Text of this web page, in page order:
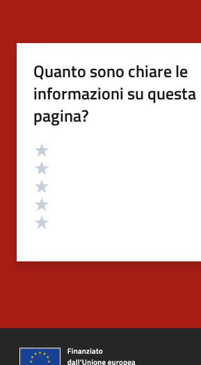
Quanto sono chiare le
informazioni su questa
pagina?
Valutazione